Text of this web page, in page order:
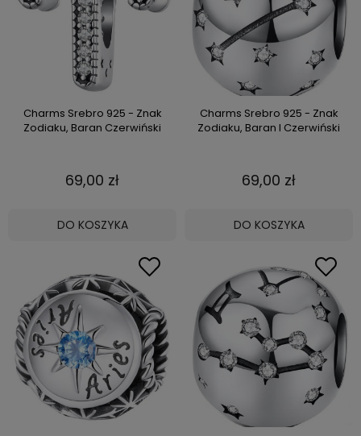
Charms Srebro 925 - Znak
Zodiaku, Baran Czerwiński
69,00 zł
DO KOSZYKA
Charms Srebro 925 - Znak
Zodiaku, Baran I Czerwiński
69,00 zł
DO KOSZYKA